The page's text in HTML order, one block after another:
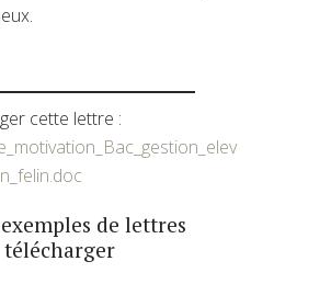
cette lettre :
de lettres
télécharger